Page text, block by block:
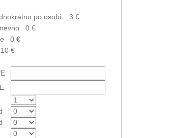
po osobi: 3 €
0 €
0 €
10 €